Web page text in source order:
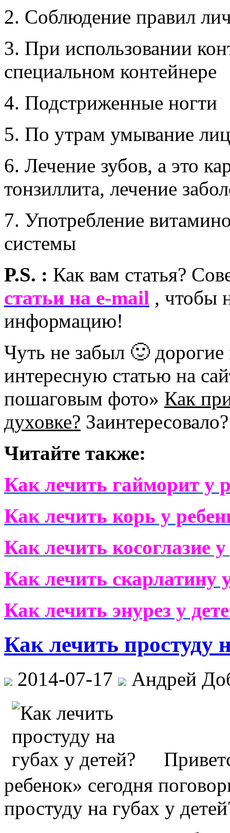
2. Соблюдение правил
3. При использовании
специальном контейнере
4. Подстриженные ногти
5. По утрам умывание
6. Лечение зубов, а это
тонзиллита, лечение
7. Употребление
системы
P.S. : Как вам статья?
статьи на e-mail , чтобы
информацию!
Чуть не забыл 🙂
интересную статью на
пошаговым фото» Как
духовке?
Читайте также:
Как лечить гайморит у
Как лечить корь у
Как лечить косоглазие у
Как лечить скарлатину
Как лечить энурез у
Как лечить простуду
2014-07-17 Андрей
ребенок» сегодня
простуду на губах у